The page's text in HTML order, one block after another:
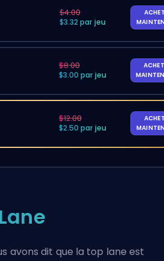
$4.00
$3.32 par jeu
$8.00
$3.00 par jeu
$12.00
$2.50 par jeu
avons dit que la top lane est